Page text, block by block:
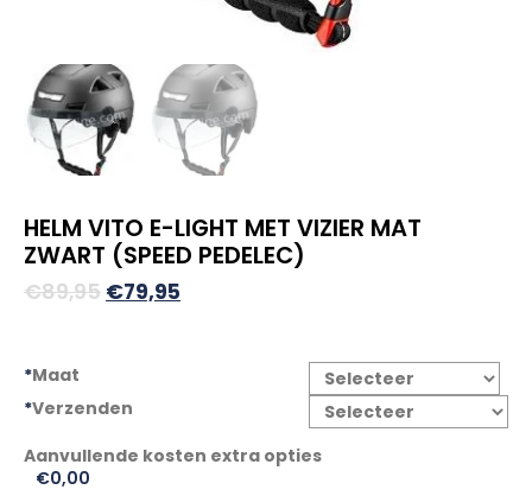
HELM VITO E-LIGHT MET VIZIER MAT
ZWART (SPEED PEDELEC)
€89,95 Oorspronkelijke
€79,95
*Maat
*Verzenden
€0,00